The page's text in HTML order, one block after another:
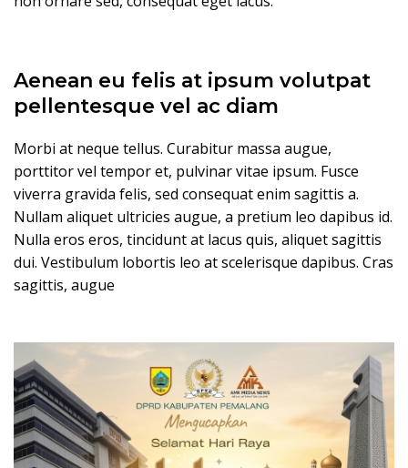
Aenean eu felis at ipsum volutpat
pellentesque vel ac diam
Morbi at neque tellus. Curabitur massa augue,
porttitor vel tempor et, pulvinar vitae ipsum. Fusce
viverra gravida felis, sed consequat enim sagittis a.
Nullam aliquet ultricies augue, a pretium leo dapibus id.
Nulla eros eros, tincidunt at lacus quis, aliquet sagittis
dui. Vestibulum lobortis leo at scelerisque dapibus. Cras
sagittis, augue